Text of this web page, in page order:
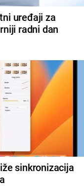
uređaji za
radni dan
sinkronizacija